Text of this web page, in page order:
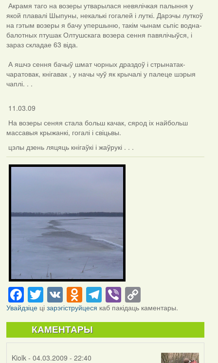
Акрамя таго на возеры утварылася невялічкая палыння у
якой плавалі Шыпуны, некалькі гогалей і луткі. Дарэчы луткоў
на гэтым возеры я бачу упершыню, такім чынам сьпіс водна-
балотных птушак Олтушскага возера сення павялічыўся, і
зараз складае 63 віда.
А яшчэ сення бачыў шмат чорных драздоў і стрынатак-
чаратовак, кнігавак , у начы чуў як крычалі у палеце шэрыя
чаплі. . .
11.03.09
На возеры сеняя стала больш качак, сярод іх найбольш
массавыя крыжанкі, гогалі і свіцьвы.
цэлы дзень ляцяць кнігаўкі і жаўрукі . . .
Фотаздымкі
Facebook
Twitter
VKOdnoklassniki
Telegram
ViberCopy
Link
Увайдзіцеці зарэгіструйцеся каб пакідаць каментары.
КАМЕНТАРЫ
Kiolk- 04.03.2009 - 22:40